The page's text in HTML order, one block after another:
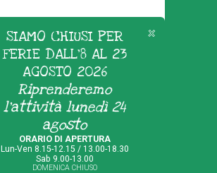
SIAMO CHIUSI PER
FERIE DALL'8 AL 23
AGOSTO 2026
Riprenderemo
l'attività lunedì 24
agosto
ORARIO DI APERTURA
Lun-Ven 8.15-12.15 / 13.00-18.30
Sab 9.00-13.00
DOMENICA CHIUSO